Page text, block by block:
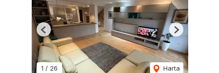
1 / 26 Harta
Previous Next